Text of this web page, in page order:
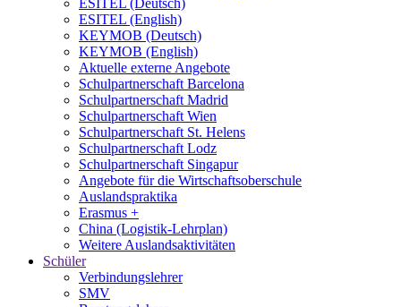
ESITEL (Deutsch)
ESITEL (English)
KEYMOB (Deutsch)
KEYMOB (English)
Aktuelle externe Angebote
Schulpartnerschaft Barcelona
Schulpartnerschaft Madrid
Schulpartnerschaft Wien
Schulpartnerschaft St. Helens
Schulpartnerschaft Lodz
Schulpartnerschaft Singapur
Angebote für die Wirtschaftsoberschule
Auslandspraktika
Erasmus +
China (Logistik-Lehrplan)
Weitere Auslandsaktivitäten
Schüler
Verbindungslehrer
SMV